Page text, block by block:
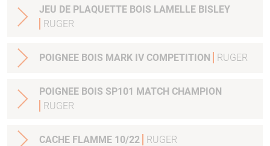
JEU DE PLAQUETTE BOIS LAMELLE BISLEY
RUGER
POIGNEE BOIS MARK IV COMPETITION RUGER
POIGNEE BOIS SP101 MATCH CHAMPION
RUGER
CACHE FLAMME 10/22 RUGER